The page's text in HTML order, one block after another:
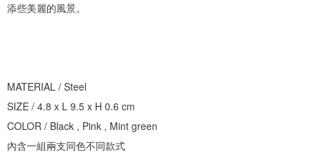
添些美麗的風景。
MATERIAL / Steel
SIZE / 4.8 x L 9.5 x H 0.6 cm
COLOR / Black , Pink , Mint green
內含一組兩支同色不同款式